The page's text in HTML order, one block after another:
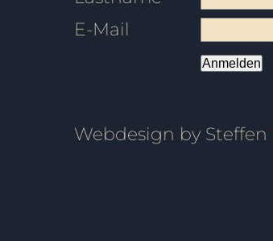
E-Mail
Anmelden
Webdesign by Steffen